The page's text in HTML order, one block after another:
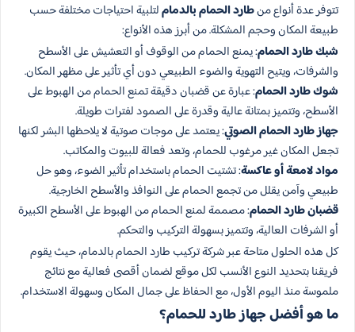
تتوفر عدة أنواع منطارد الحمام بالدماملتلبية احتياجات مختلفة حسب
طبيعة المكان وحجم المشكلة. من أبرز هذه الأنواع:
شبك طارد الحمام: يمنع الحمام من الوقوف أو التعشيش على الأسطح
والشرفات، ويتيح التهوية والضوء الطبيعي دون أي تأثير على مظهر المكان.
شوك طارد الحمام: عبارة عن قضبان دقيقة تمنع الحمام من الهبوط على
الأسطح، وتتميز بمتانة عالية وقدرة على الصمود لفترات طويلة.
جهاز طارد الحمام الصوتي: يعتمد على موجات صوتية لا يلاحظها البشر لكنها
تجعل المكان غير مرغوب للحمام، وتعد فعالة للبيوت والمكاتب.
مواد لامعة أو عاكسة: تشتيت الحمام باستخدام تأثير الضوء، وهو حل
طبيعي وآمن يقلل من تجمع الحمام على النوافذ والأسطح الخارجية.
قضبان طارد الحمام: مصممة لمنع الحمام من الهبوط على الأسطح الكبيرة
أو الشرفات العالية، وتتميز بسهولة التركيب والتحكم.
كل هذه الحلول متاحة عبر شركة تركيب طارد الحمام بالدمام، حيث يقوم
فريقنا بتحديد النوع الأنسب لكل موقع لضمان أقصى فعالية مع نتائج
ملموسة منذ اليوم الأول، مع الحفاظ على جمال المكان وسهولة الاستخدام.
ما هو أفضل جهاز طارد للحمام؟